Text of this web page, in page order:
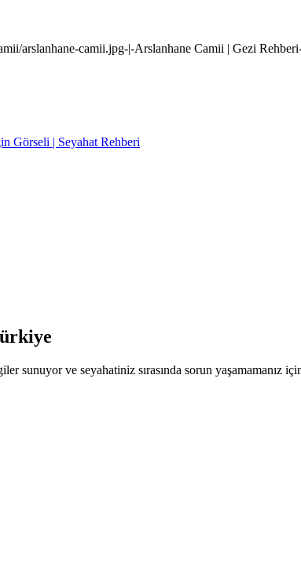
arslanhane-camii.jpg-|-Arslanhane Camii | Gezi
sunuyor ve seyahatiniz sırasında sorun yaşamamanız